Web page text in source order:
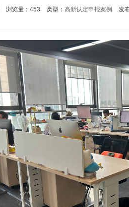
浏览量：453 类型： 高新认定申报案例 发